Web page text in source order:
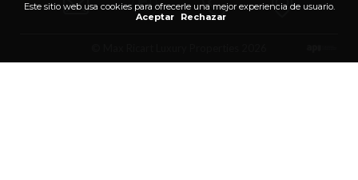
Este sitio web usa cookies para ofrecerle una mejor experiencia de usuario.
Aceptar
Rechazar